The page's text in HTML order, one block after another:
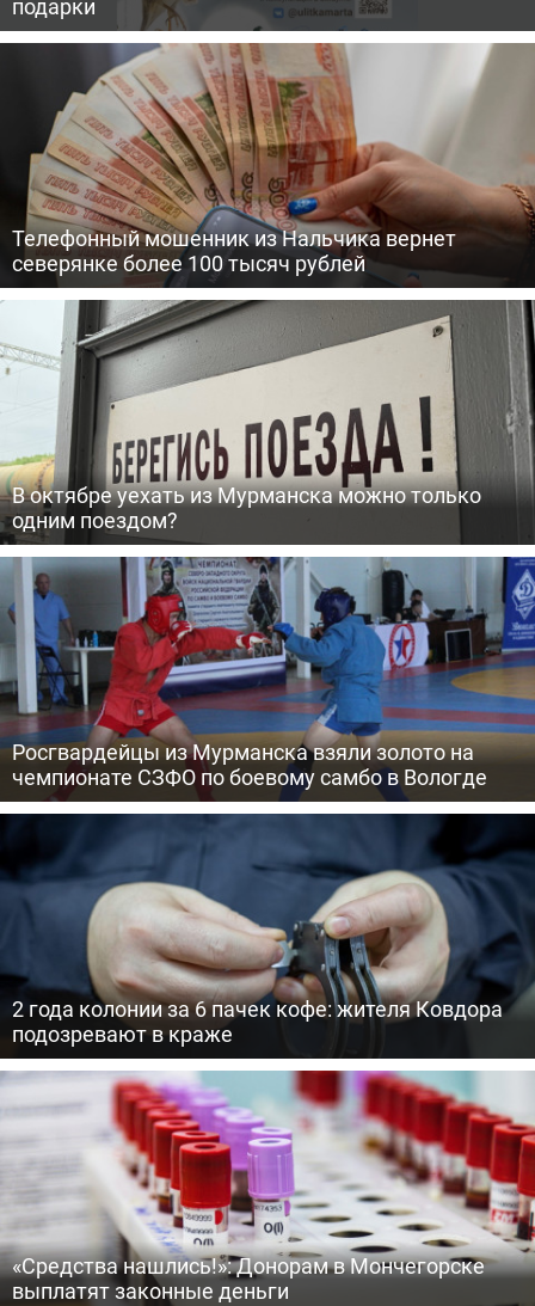
подарки
Телефонный мошенник из Нальчика вернет
северянке более 100 тысяч рублей
В октябре уехать из Мурманска можно только
одним поездом?
Росгвардейцы из Мурманска взяли золото на
чемпионате СЗФО по боевому самбо в Вологде
2 года колонии за 6 пачек кофе: жителя Ковдора
подозревают в краже
«Средства нашлись!»: Донорам в Мончегорске
выплатят законные деньги